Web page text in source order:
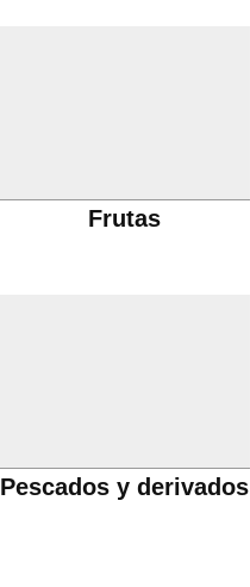
Frutas
Pescados y derivados